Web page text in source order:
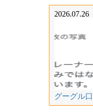
2026.07.26
グーグル